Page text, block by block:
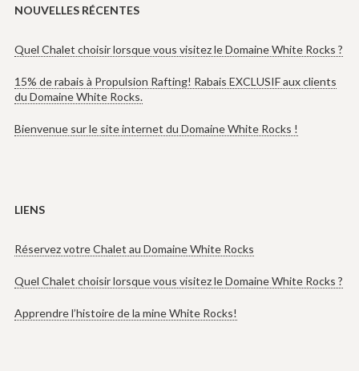
NOUVELLES RÉCENTES
Quel Chalet choisir lorsque vous visitez le Domaine White Rocks ?
15% de rabais à Propulsion Rafting! Rabais EXCLUSIF aux clients
du Domaine White Rocks.
Bienvenue sur le site internet du Domaine White Rocks !
LIENS
Réservez votre Chalet au Domaine White Rocks
Quel Chalet choisir lorsque vous visitez le Domaine White Rocks ?
Apprendre l’histoire de la mine White Rocks!